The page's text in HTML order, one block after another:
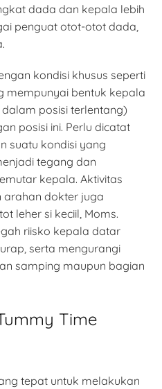
dada dan kepala lebih
penguat otot-otot dada,
kondisi khusus seperti
mempunyai bentuk kepala
posisi terlentang)
posisi ini. Perlu dicatat
suatu kondisi yang
tegang dan
kepala. Aktivitas
arahan dokter juga
leher si keciil, Moms.
riisko kepala datar
serta mengurangi
samping maupun bagian
Time
tepat untuk melakukan